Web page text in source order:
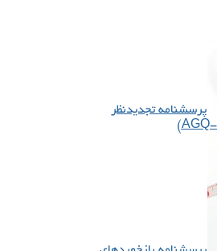
پرسشنامه تجدیدنظر